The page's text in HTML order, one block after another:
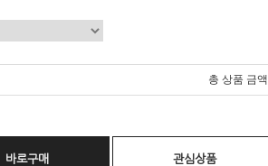
총 상품 금액
바로구매 관심상품